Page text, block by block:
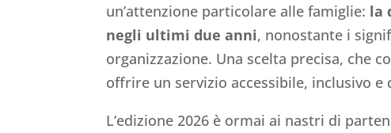
un’attenzione particolare alle famiglie: la
negli ultimi due anni, nonostante i
organizzazione. Una scelta precisa, che
offrire un servizio accessibile, inclusivo e
L’edizione 2026 è ormai ai nastri di